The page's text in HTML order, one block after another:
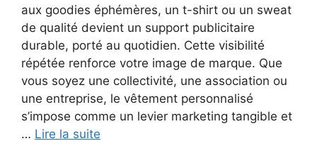
aux goodies éphémères, un t-shirt ou un sweat
de qualité devient un support publicitaire
durable, porté au quotidien. Cette visibilité
répétée renforce votre image de marque. Que
vous soyez une collectivité, une association ou
une entreprise, le vêtement personnalisé
s’impose comme un levier marketing tangible et
… Lire la suite